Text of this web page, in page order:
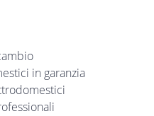
in garanzia